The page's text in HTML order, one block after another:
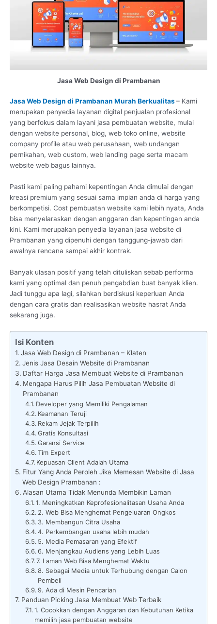
Jasa Web Design di Prambanan
Jasa Web Design di Prambanan Murah Berkualitas– Kami
merupakan penyedia layanan digital penjualan profesional
yang berfokus dalam layani jasa pembuatan website, mulai
dengan website personal, blog, web toko online, website
company profile atau web perusahaan, web undangan
pernikahan, web custom, web landing page serta macam
website web bagus lainnya.
Pasti kami paling pahami kepentingan Anda dimulai dengan
kreasi premium yang sesuai sama impian anda di harga yang
berkompetisi. Cost pembuatan website kami lebih nyata, Anda
bisa menyelaraskan dengan anggaran dan kepentingan anda
kini. Kami merupakan penyedia layanan jasa website di
Prambanan yang dipenuhi dengan tanggung-jawab dari
awalnya rencana sampai akhir kontrak.
Banyak ulasan positif yang telah dituliskan sebab performa
kami yang optimal dan penuh pengabdian buat banyak klien.
Jadi tunggu apa lagi, silahkan berdiskusi keperluan Anda
dengan cara gratis dan realisasikan website hasrat Anda
sekarang juga.
Isi Konten
Jasa Web Design di Prambanan – Klaten
Jenis Jasa Desain Website di Prambanan
Daftar Harga Jasa Membuat Website di Prambanan
Mengapa Harus Pilih Jasa Pembuatan Website di
Prambanan
Developer yang Memiliki Pengalaman
Keamanan Teruji
Rekam Jejak Terpilih
Gratis Konsultasi
Garansi Service
Tim Expert
Kepuasan Client Adalah Utama
Fitur Yang Anda Peroleh Jika Memesan Website di Jasa
Web Design Prambanan :
Alasan Utama Tidak Menunda Membikin Laman
1. Meningkatkan Keprofesionalitasan Usaha Anda
2. Web Bisa Menghemat Pengeluaran Ongkos
3. Membangun Citra Usaha
4. Perkembangan usaha lebih mudah
5. Media Pemasaran yang Efektif
6. Menjangkau Audiens yang Lebih Luas
7. Laman Web Bisa Menghemat Waktu
8. Sebagai Media untuk Terhubung dengan Calon
Pembeli
9. Ada di Mesin Pencarian
Panduan Picking Jasa Membuat Web Terbaik
1. Cocokkan dengan Anggaran dan Kebutuhan Ketika
memilih jasa pembuatan website